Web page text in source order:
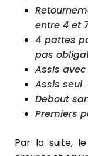
entre 4 et
4 pattes
pas
Assis
Assis seul
Debout
Premiers
Par la suite,